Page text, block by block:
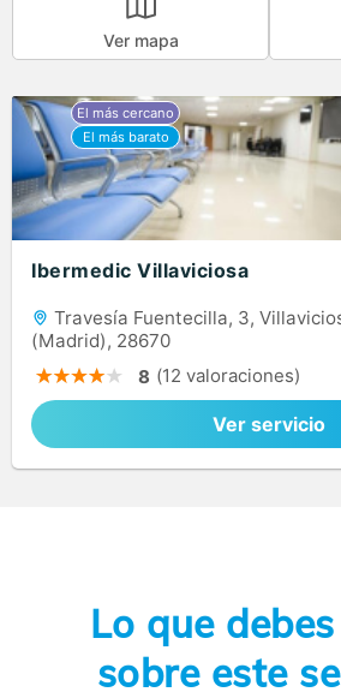
Ver mapa
Ibermedic Villaviciosa
Travesía Fuentecilla, 3,
(Madrid), 28670
8 (12 valoraciones)
Ver servicio
Lo que
sobre este